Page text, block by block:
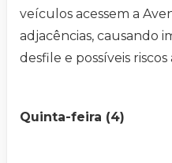
veículos acessem a
adjacências, causando
desfile e possíveis
Quinta-feira (4)